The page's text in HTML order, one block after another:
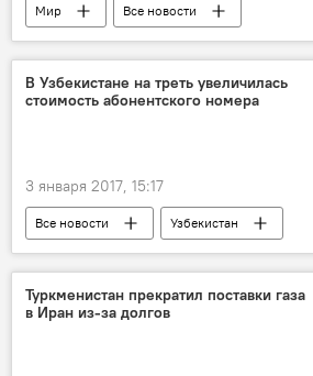
Мир Все новости
В Узбекистане на треть увеличилась
стоимость абонентского номера
3 января 2017, 15:17
Все новости
Узбекистан
мобильная связь
Центральная Азия
Туркменистан прекратил поставки газа
в Иран из-за долгов